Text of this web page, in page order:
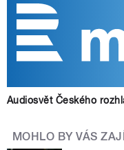
Audiosvět Českého
MOHLO BY VÁS